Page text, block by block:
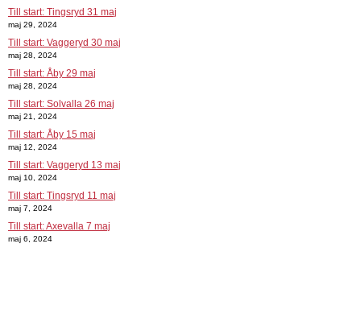
Till start: Tingsryd 31 maj
maj 29, 2024
Till start: Vaggeryd 30 maj
maj 28, 2024
Till start: Åby 29 maj
maj 28, 2024
Till start: Solvalla 26 maj
maj 21, 2024
Till start: Åby 15 maj
maj 12, 2024
Till start: Vaggeryd 13 maj
maj 10, 2024
Till start: Tingsryd 11 maj
maj 7, 2024
Till start: Axevalla 7 maj
maj 6, 2024